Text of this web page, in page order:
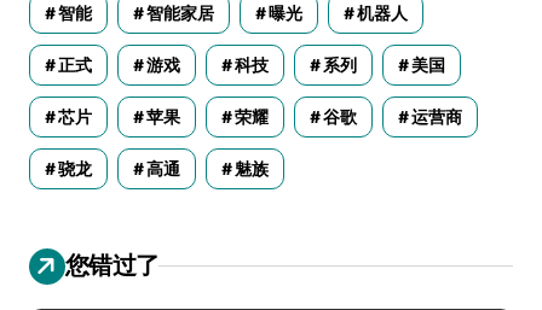
智能 智能家居 曝光 机器人
正式 游戏 科技 系列 美国
芯片 苹果 荣耀 谷歌 运营商
骁龙 高通 魅族
您错过了